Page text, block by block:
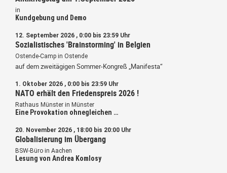
in
Kundgebung und Demo
12. September 2026 , 0:00 bis 23:59 Uhr
Sozialistisches 'Brainstorming' in Belgien
Ostende-Camp in Ostende
auf dem zweitägigen Sommer-Kongreß „Manifesta“
1. Oktober 2026 , 0:00 bis 23:59 Uhr
NATO erhält den Friedenspreis 2026 !
Rathaus Münster in Münster
Eine Provokation ohnegleichen …
20. November 2026 , 18:00 bis 20:00 Uhr
Globalisierung im Übergang
BSW-Büro in Aachen
Lesung von Andrea Komlosy